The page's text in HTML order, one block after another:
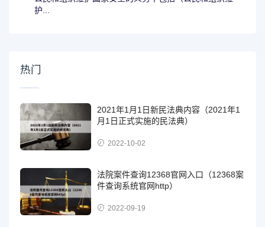
护...
热门
2021年1月1日新民法典内容（2021年1
月1日正式实施的民法典）
2022-10-02
法院案件查询12368官网入口（12368案
件查询系统官网http）
2022-09-19